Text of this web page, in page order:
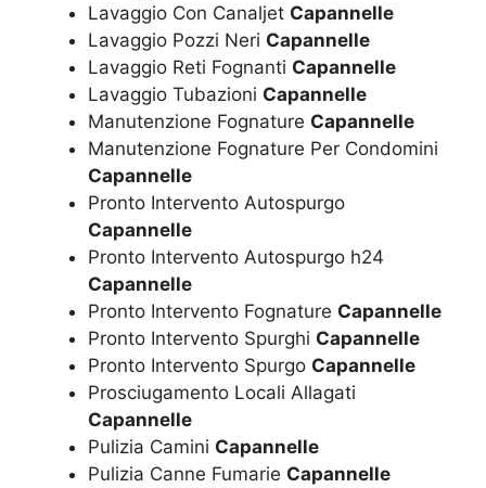
Lavaggio Con Canaljet Capannelle
Lavaggio Pozzi Neri Capannelle
Lavaggio Reti Fognanti Capannelle
Lavaggio Tubazioni Capannelle
Manutenzione Fognature Capannelle
Manutenzione Fognature Per Condomini
Capannelle
Pronto Intervento Autospurgo
Capannelle
Pronto Intervento Autospurgo h24
Capannelle
Pronto Intervento Fognature Capannelle
Pronto Intervento Spurghi Capannelle
Pronto Intervento Spurgo Capannelle
Prosciugamento Locali Allagati
Capannelle
Pulizia Camini Capannelle
Pulizia Canne Fumarie Capannelle